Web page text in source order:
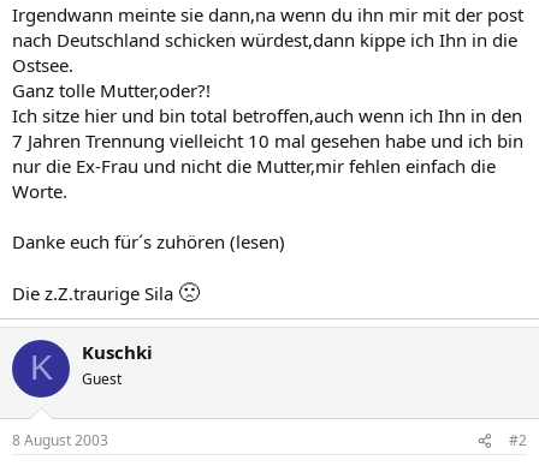
Irgendwann meinte sie dann,na wenn du ihn mir mit der post
nach Deutschland schicken würdest,dann kippe ich Ihn in die
Ostsee.
Ganz tolle Mutter,oder?!
Ich sitze hier und bin total betroffen,auch wenn ich Ihn in den
7 Jahren Trennung vielleicht 10 mal gesehen habe und ich bin
nur die Ex-Frau und nicht die Mutter,mir fehlen einfach die
Worte.
Danke euch für´s zuhören (lesen)
Die z.Z.traurige Sila 🙁
K Kuschki
Guest
8 August 2003 #2